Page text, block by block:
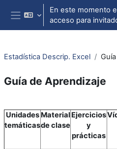
Salta al contenido principal
Panel lateral
En este momento
acceso para
Estadística Descrip. Excel
Guía de Aprendizaje
Perfilado de sección
Unidades
temáticas
Material
de clase
Ejercicios
y
prácticas